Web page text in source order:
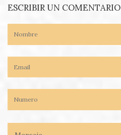
ESCRIBIR UN COMENTARIO